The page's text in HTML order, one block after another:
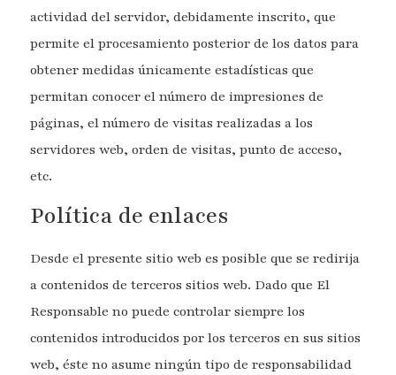
actividad del servidor, debidamente inscrito, que
permite el procesamiento posterior de los datos para
obtener medidas únicamente estadísticas que
permitan conocer el número de impresiones de
páginas, el número de visitas realizadas a los
servidores web, orden de visitas, punto de acceso,
etc.
Política de enlaces
Desde el presente sitio web es posible que se redirija
a contenidos de terceros sitios web. Dado que El
Responsable no puede controlar siempre los
contenidos introducidos por los terceros en sus sitios
web, éste no asume ningún tipo de responsabilidad